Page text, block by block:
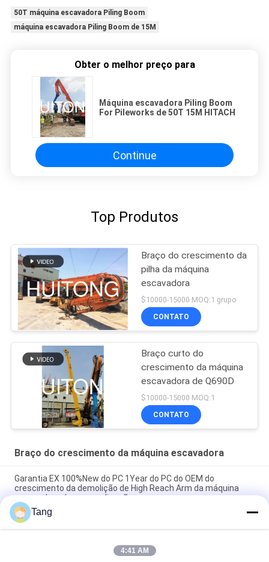
50T máquina escavadora Piling Boom
máquina escavadora Piling Boom de 15M
Obter o melhor preço para
Máquina escavadora Piling Boom
For Pileworks de 50T 15M HITACH
Continue
Top Produtos
Braço do crescimento da
pilha da máquina
escavadora
$10000-15000 MOQ:1 grupo
CONTATO
Braço curto do
crescimento da máquina
escavadora de Q690D
$10000-15000 MOQ:1
CONTATO
Braço do crescimento da máquina escavadora
Garantia EX 100%New do PC 1Year do PC do OEM do
crescimento da demolição de High Reach Arm da máquina
escavadora da personalização
Crescimento longo do alcance do acessório da construção
para a pilha de folha da condução de pilha
Braço longo do crescimento do alcance da personalização
Tang
4:41 AM